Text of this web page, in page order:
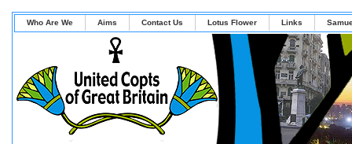
Who Are We Aims Contact Us Lotus Flower Links